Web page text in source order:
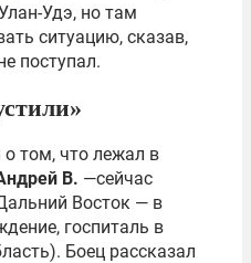
Удэ, но там
ситуацию, сказав,
поступал.
о том, что лежал в
В. —сейчас
Восток — в
госпиталь в
Боец рассказал